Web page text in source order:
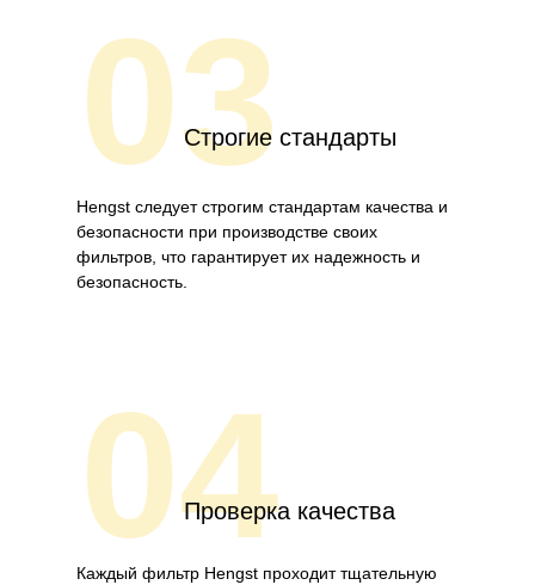
03Строгие стандарты
Hengst следует строгим стандартам качества и
безопасности при производстве своих
фильтров, что гарантирует их надежность и
безопасность.
04Проверка качества
Каждый фильтр Hengst проходит тщательную